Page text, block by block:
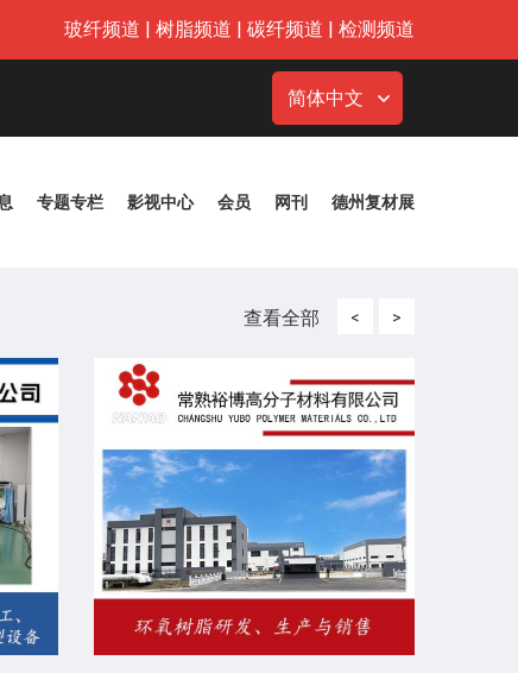
玻纤频道 | 树脂频道 | 碳纤频道 | 检测频道
简体中文
专题专栏 影视中心 会员 网刊 德州复材展
查看全部 < >